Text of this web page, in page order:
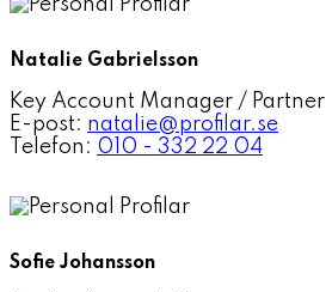
Natalie Gabrielsson
Key Account Manager / Partner
E-post: natalie@profilar.se
Telefon: 010 - 332 22 04
Sofie Johansson